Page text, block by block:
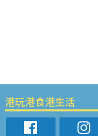
港玩港食港生活